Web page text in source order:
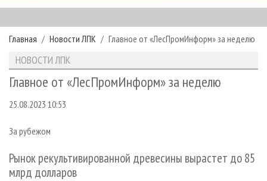
ГЛАВНАЯ
РУБРИКИ И ТЕМЫ
РУБРИКИ ЖУРНАЛА
ЛЕСНОЕ ХОЗЯЙСТВО
ЛЕСОЗАГОТОВКА
ЛЕСОПИЛЕНИЕ
ДЕРЕВООБРАБОТКА
ПРОИЗВОДСТВО ДРЕВЕСНЫХ ПЛИТ
НОВОСТИ
КАЛЕНДАРЬ СОБЫТИЙ
НОВОСТИ ЛПК
НОВОСТИ ЖУРНАЛА
НОВОСТИ КОМПАНИЙ
ПРОЕКТЫ ЛПИ
АНАЛИТИКА
ПРЕДПРИЯТИЯ ЛПК
ЛЕСНЫЕ РЕГИОНЫ РОССИИ
МОБИЛЬНЫЕ ВЫСТАВКИ
АРХИВ
АРХИВ ЖУРНАЛОВ
СТАТЬИ
О ЖУРНАЛЕ
ПОДПИСКА
РЕКЛАМОДАТЕЛЯМ
РЕКЛАМА НА САЙТЕ
Главная Новости ЛПК Главное от «ЛесПромИнформ» за неделю
НОВОСТИ ЛПК
Главное от «ЛесПромИнформ» за неделю
25.08.2023 10:53
За рубежом
Рынок рекультивированной древесины вырастет до 85
млрд долларов